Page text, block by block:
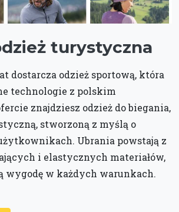
turystyczna
dostarcza odzież sportową, która
technologie z polskim
znajdziesz odzież do biegania,
stworzoną z myślą o
Ubrania powstają z
i elastycznych materiałów,
wygodę w każdych warunkach.